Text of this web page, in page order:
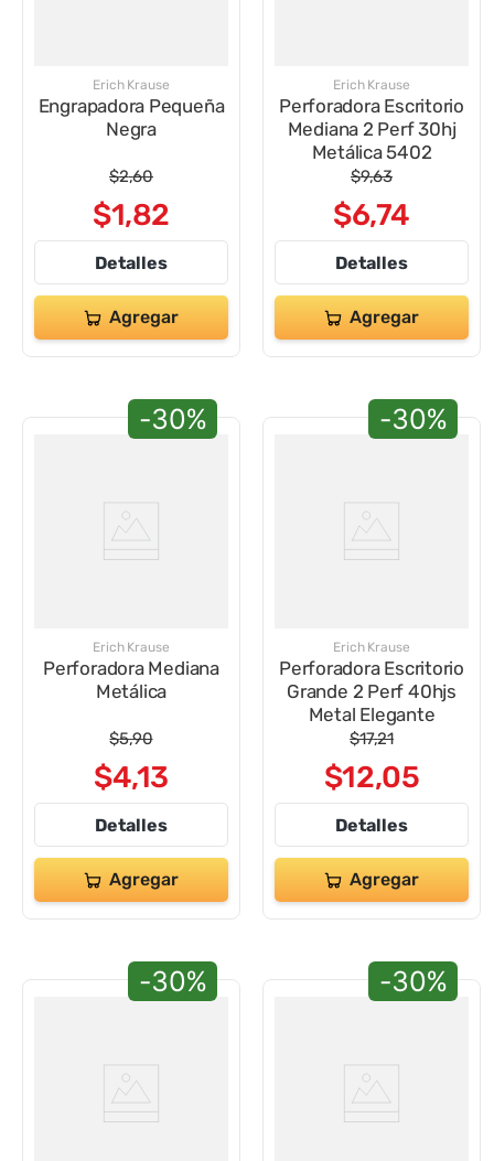
Erich Krause
Engrapadora Pequeña
Negra
$2,60
$1,82
Detalles
Agregar
Erich Krause
Perforadora Escritorio
Mediana 2 Perf 30hj
Metálica 5402
$9,63
$6,74
Detalles
Agregar
-30%
Erich Krause
Perforadora Mediana
Metálica
$5,90
$4,13
Detalles
Agregar
-30%
Erich Krause
Perforadora Escritorio
Grande 2 Perf 40hjs
Metal Elegante
$17,21
$12,05
Detalles
Agregar
-30% -30%